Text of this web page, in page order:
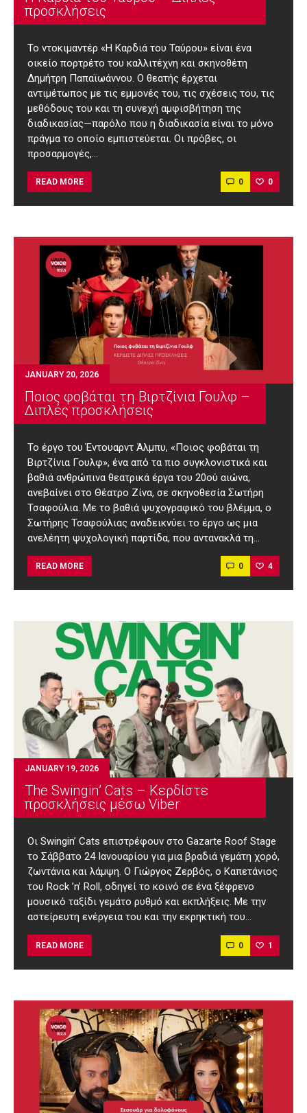
προσκλήσεις
Το ντοκιμαντέρ «Η Καρδιά του Ταύρου» είναι ένα
οικείο πορτρέτο του καλλιτέχνη και σκηνοθέτη
Δημήτρη Παπαϊωάννου. Ο θεατής έρχεται
αντιμέτωπος με τις εμμονές του, τις σχέσεις του, τις
μεθόδους του και τη συνεχή αμφισβήτηση της
διαδικασίας—παρόλο που η διαδικασία είναι το μόνο
πράγμα το οποίο εμπιστεύεται. Οι πρόβες, οι
προσαρμογές,…
READ MORE 0 0
JANUARY 20, 2026
Ποιος φοβάται τη Βιρτζίνια Γουλφ –
Διπλές προσκλήσεις
Το έργο του Έντουαρντ Άλμπυ, «Ποιος φοβάται τη
Βιρτζίνια Γουλφ», ένα από τα πιο συγκλονιστικά και
βαθιά ανθρώπινα θεατρικά έργα του 20ού αιώνα,
ανεβαίνει στο Θέατρο Ζίνα, σε σκηνοθεσία Σωτήρη
Τσαφούλια. Με το βαθιά ψυχογραφικό του βλέμμα, ο
Σωτήρης Τσαφούλιας αναδεικνύει το έργο ως μια
ανελέητη ψυχολογική παρτίδα, που αντανακλά τη…
READ MORE 0 4
JANUARY 19, 2026
The Swingin’ Cats – Κερδίστε
προσκλήσεις μέσω Viber
Οι Swingin’ Cats επιστρέφουν στο Gazarte Roof Stage
το Σάββατο 24 Ιανουαρίου για μια βραδιά γεμάτη χορό,
ζωντάνια και λάμψη. Ο Γιώργος Ζερβός, ο Καπετάνιος
του Rock ’n’ Roll, οδηγεί το κοινό σε ένα ξέφρενο
μουσικό ταξίδι γεμάτο ρυθμό και εκπλήξεις. Με την
αστείρευτη ενέργεια του και την εκρηκτική του…
READ MORE 0 1